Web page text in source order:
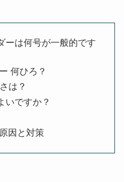
ーは何号が一般的です
何ひろ？
は？
いですか？
因と対策